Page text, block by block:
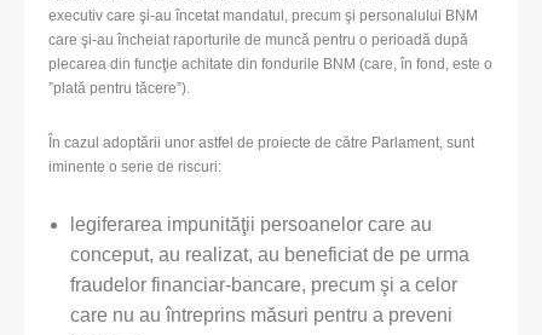
executiv care şi-au încetat mandatul, precum şi personalului BNM
care şi-au încheiat raporturile de muncă pentru o perioadă după
plecarea din funcţie achitate din fondurile BNM (care, în fond, este o
”plată pentru tăcere”).
În cazul adoptării unor astfel de proiecte de către Parlament, sunt
iminente o serie de riscuri:
legiferarea impunităţii persoanelor care au
conceput, au realizat, au beneficiat de pe urma
fraudelor financiar-bancare, precum şi a celor
care nu au întreprins măsuri pentru a preveni